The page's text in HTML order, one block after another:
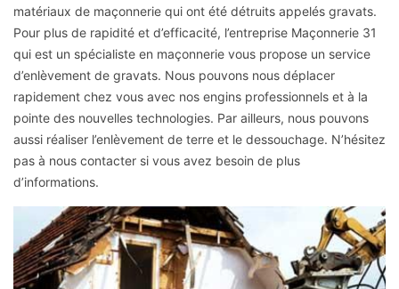
matériaux de maçonnerie qui ont été détruits appelés gravats.
Pour plus de rapidité et d’efficacité, l’entreprise Maçonnerie 31
qui est un spécialiste en maçonnerie vous propose un service
d’enlèvement de gravats. Nous pouvons nous déplacer
rapidement chez vous avec nos engins professionnels et à la
pointe des nouvelles technologies. Par ailleurs, nous pouvons
aussi réaliser l’enlèvement de terre et le dessouchage. N’hésitez
pas à nous contacter si vous avez besoin de plus
d’informations.